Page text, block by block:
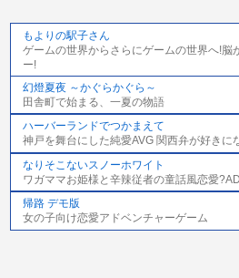
もよりの駅子さん
ゲームの世界からさらにゲームの世界へ!脳
ー!
幻燈夏夜 ～かぐらかぐら～
田舎町で始まる、一夏の物語
ハーバーランドでつかまえて
神戸を舞台にした純愛AVG 関西弁が好きに
なりそこないスノーホワイト
ワガママお姫様と辛辣従者の童話風恋愛
帰路 デモ版
女の子向け恋愛アドベンチャーゲーム